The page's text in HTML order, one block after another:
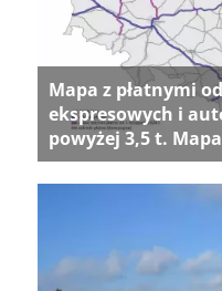
Mapa z płatnymi
ekspresowych i
powyżej 3,5 t.